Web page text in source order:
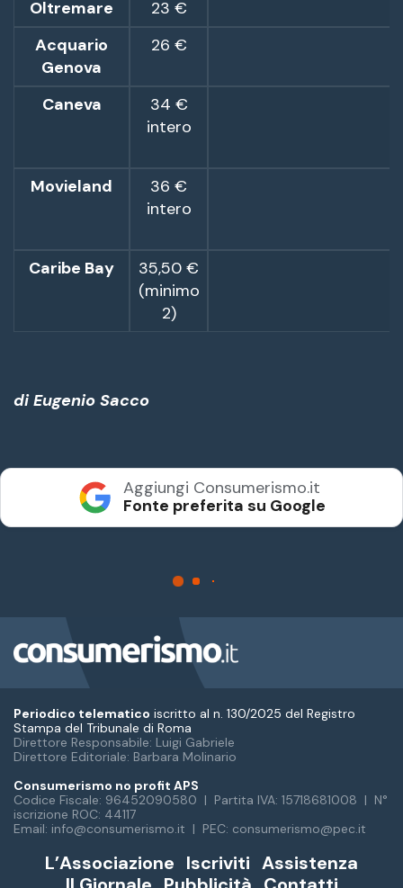
Periodico telematico iscritto al n. 130/2025 del Registro
Stampa del Tribunale di Roma
Direttore Responsabile: Luigi Gabriele
Direttore Editoriale: Barbara Molinario
Consumerismo no profit APS
Codice Fiscale: 96452090580 | Partita IVA: 15718681008 | N°
iscrizione ROC: 44117
Email: info@consumerismo.it | PEC: consumerismo@pec.it
L’Associazione Iscriviti Assistenza